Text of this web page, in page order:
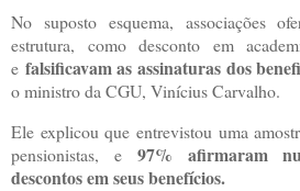
No suposto esquema, associações
estrutura, como desconto em
e falsificavam as assinaturas dos
o ministro da CGU, Vinícius Carvalho.
Ele explicou que entrevistou uma
pensionistas, e 97% afirmaram
descontos em seus benefícios.